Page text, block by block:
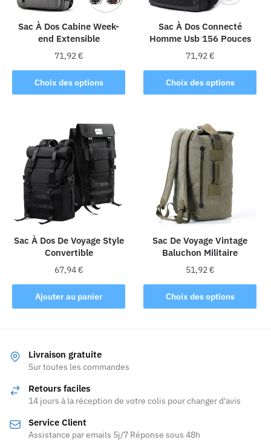
Sac À Dos Cabine Week-
end Extensible
71,92€
Choix des options
Ce
produit
plusieurs
variations.
Les
options
peuvent
être
choisies
sur
la
page
du
produit
Sac À Dos Connecté
Homme Usb 156 Pouces
71,92€
Choix des options
Ce
produit
plusieurs
variations.
Les
options
peuvent
être
choisies
sur
la
page
du
produit
Sac À Dos De Voyage Style
Convertible
67,94€
Ajouter au panier
Sac De Voyage Vintage
Baluchon Militaire
51,92€
Choix des options
Ce
produit
être
sur
Livraison gratuite
Sur toutes les commandes
Retours faciles
14 jours à la réception de votre colis pour changer d'avis
Service Client
Assistance par emails 5j/7 Réponse sous 48h